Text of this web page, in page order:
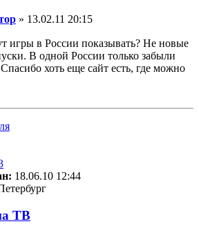
» 13.02.11 20:15
игры в России показывать? Не новые
В одной России только забыли
хоть еще сайт есть, где можно
18.06.10 12:44
ТВ